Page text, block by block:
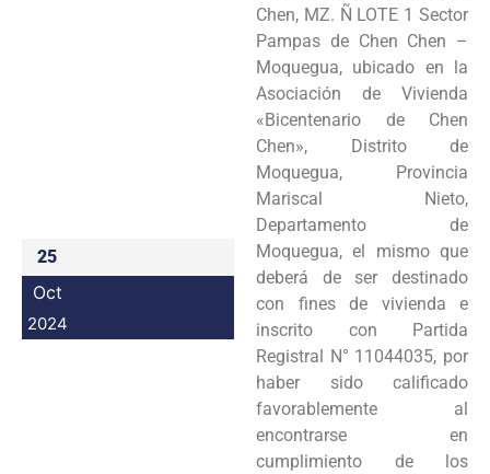
25
Oct
2024
Chen, MZ. Ñ LOTE 1 Sector
Pampas de Chen Chen –
Moquegua, ubicado en la
Asociación de Vivienda
«Bicentenario de Chen
Chen», Distrito de
Moquegua, Provincia
Mariscal Nieto,
Departamento de
Moquegua, el mismo que
deberá de ser destinado
con fines de vivienda e
inscrito con Partida
Registral N° 11044035, por
haber sido calificado
favorablemente al
encontrarse en
cumplimiento de los